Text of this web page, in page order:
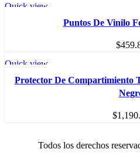
SOLD OU
Quick view
Puntos De Vinilo
$
SOLD OU
Quick view
Protector De Compartimiento
$
Todos los derechos